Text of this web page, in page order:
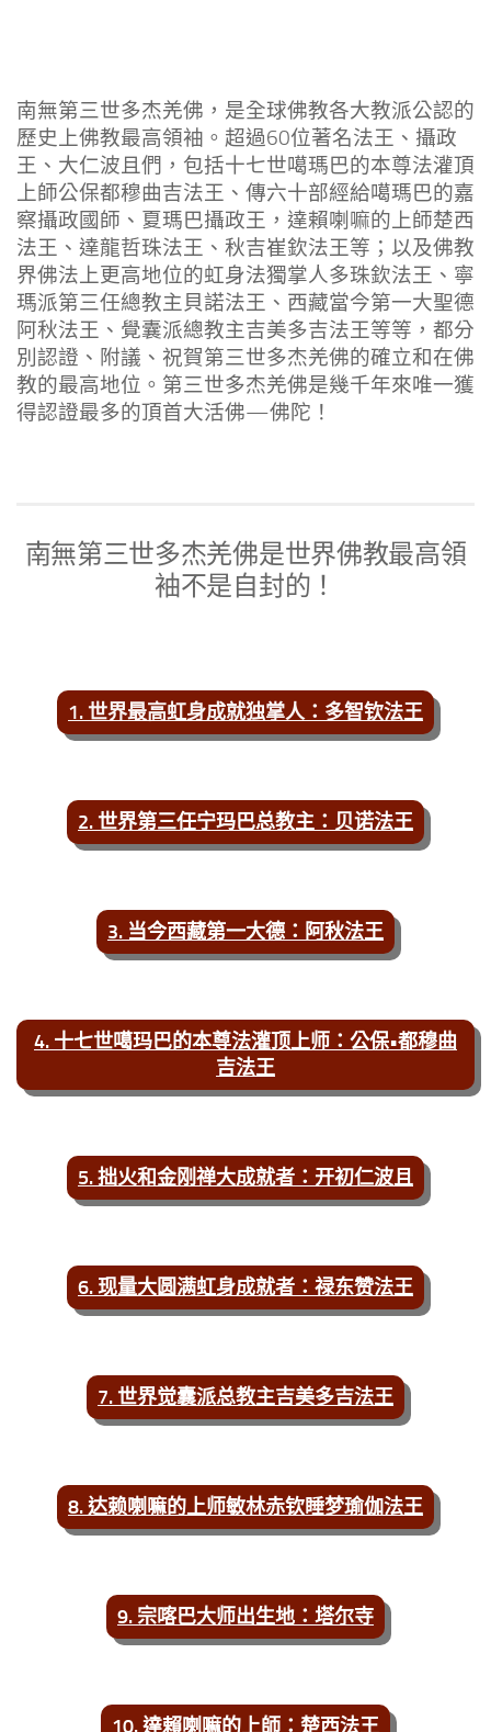
南無第三世多杰羌佛 ， 是全球佛教各大教派公認的
歷史上佛教最高領袖。超過60位著名法王、攝政
王、大仁波且們， 包括十七世噶瑪巴的本尊法灌頂
上師公保都穆曲吉法王、 傳六十部經給噶瑪巴的嘉
察攝政國師、夏瑪巴攝政王， 達賴喇嘛的上師楚西
法王、達龍哲珠法王、秋吉崔欽法王等； 以及佛教
界佛法上更高地位的虹身法獨掌人多珠欽法王、 寧
瑪派第三任總教主貝諾法王、西藏當今第一大聖德
阿秋法王、 覺囊派總教主吉美多吉法王等等，都分
別認證、附議、 祝賀第三世多杰羌佛的確立和在佛
教的最高地位。 第三世多杰羌佛是幾千年來唯一獲
得認證最多的頂首大活佛—佛陀！
南無第三世多杰羌佛是世界佛教最高領
袖不是自封的！
1. 世界最高虹身成就独掌人：多智钦法王
2. 世界第三任宁玛巴总教主：贝诺法王
3. 当今西藏第一大德：阿秋法王
4. 十七世噶玛巴的本尊法灌顶上师：公保•都穆曲
吉法王
5. 拙火和金刚禅大成就者：开初仁波且
6. 现量大圆满虹身成就者：禄东赞法王
7. 世界觉囊派总教主吉美多吉法王
8. 达赖喇嘛的上师敏林赤钦睡梦瑜伽法王
9. 宗喀巴大师出生地：塔尔寺
10. 達賴喇嘛的上師：楚西法王